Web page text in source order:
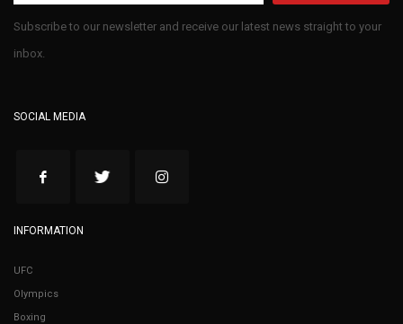
Subscribe to our newsletter and receive our latest news straight to your
inbox.
SOCIAL MEDIA
INFORMATION
UFC
Olympics
Boxing